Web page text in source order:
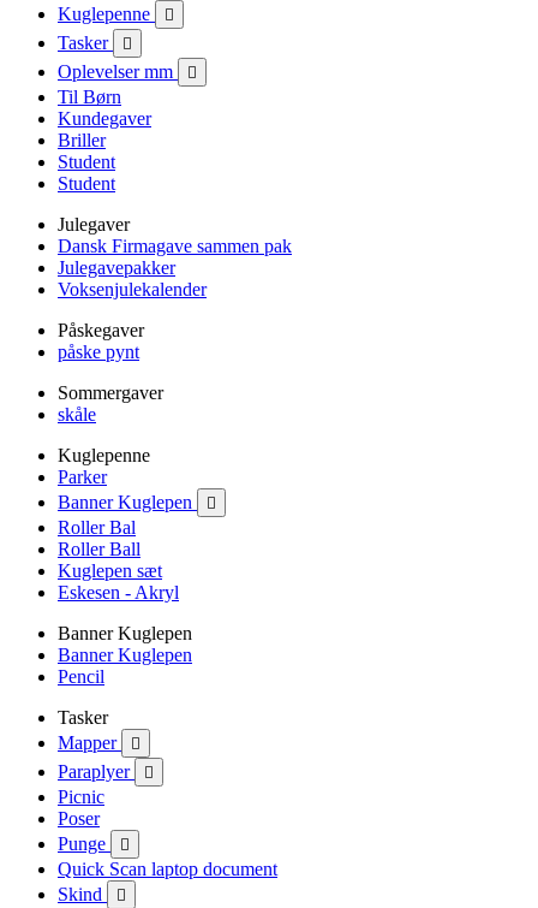
Kuglepenne

Tasker 
Oplevelser mm 
Til Børn
Kundegaver
Briller
Student
Student
Julegaver
Dansk Firmagave sammen pak
Julegavepakker
Voksenjulekalender
Påskegaver
påske pynt
Sommergaver
skåle
Kuglepenne
Parker
Banner Kuglepen

Roller Bal
Roller Ball
Kuglepen sæt
Eskesen - Akryl
Banner Kuglepen
Banner Kuglepen
Pencil
Tasker
Mapper

Paraplyer 
Picnic
Poser
Punge

Quick Scan laptop document
Skind
